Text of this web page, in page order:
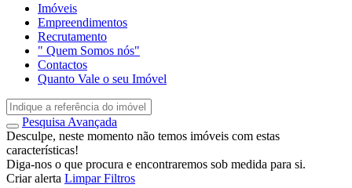
Imóveis
Empreendimentos
Recrutamento
" Quem Somos nós"
Contactos
Quanto Vale o seu Imóvel
Pesquisa Avançada
Desculpe, neste momento não temos imóveis com estas
características!
Diga-nos o que procura e encontraremos sob medida para si.
Criar alerta Limpar Filtros